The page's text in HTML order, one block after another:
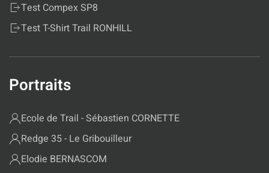
Test Compex SP8
Test T-Shirt Trail RONHILL
Portraits
Ecole de Trail - Sébastien CORNETTE
Redge 35 - Le Gribouilleur
Elodie BERNASCOM